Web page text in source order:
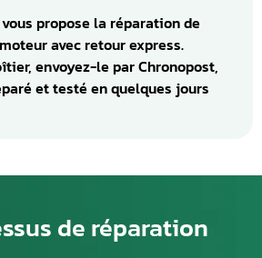
propose la réparation de
avec retour express.
envoyez-le par Chronopost,
et testé en quelques jours
de réparation